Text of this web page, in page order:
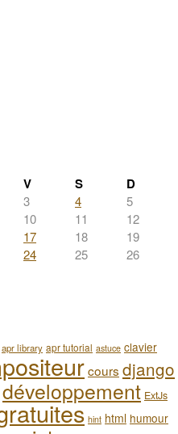
V S D
3 4
5
10 11
12
17 18
19
24 25
26
apr library apr tutorial astuce clavier
cours django
développement ExtJs
hint html humour